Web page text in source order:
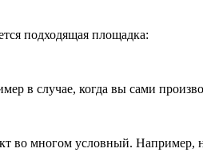
подходящая площадка:
в случае, когда вы сами
во многом условный. Например,